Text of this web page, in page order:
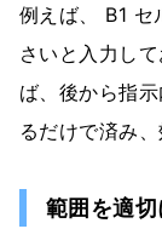
例えば、 B1
さいと入力して
ば、後から指
るだけで済み、
範囲を適